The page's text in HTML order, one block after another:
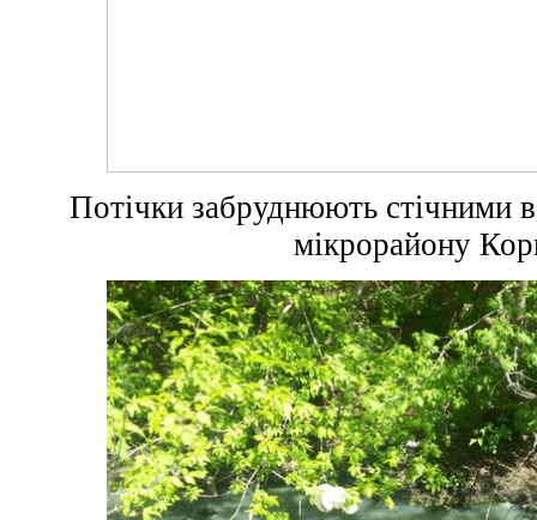
Потічки забруднюють стічними
мікрорайону